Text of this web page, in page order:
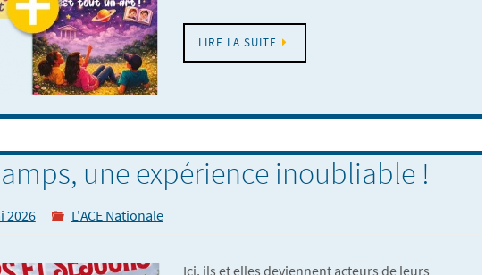
LIRE LA SUITE
une expérience inoubliable !
2026 L'ACE Nationale
Ici, ils et elles deviennent acteurs de leurs